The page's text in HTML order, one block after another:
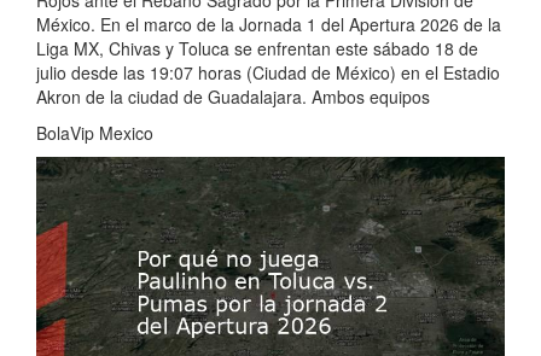
México. En el marco de la Jornada 1 del Apertura 2026 de la
Liga MX, Chivas y Toluca se enfrentan este sábado 18 de
julio desde las 19:07 horas (Ciudad de México) en el Estadio
Akron de la ciudad de Guadalajara. Ambos equipos
BolaVip Mexico